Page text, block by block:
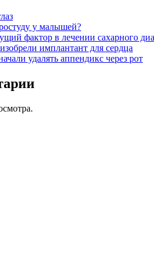
у малышей?
фактор в лечении сахарного
имплантант для сердца
удалять аппендикс через рот